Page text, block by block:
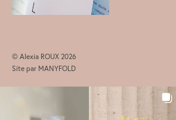
© Alexia ROUX 2026
Site par MANYFOLD